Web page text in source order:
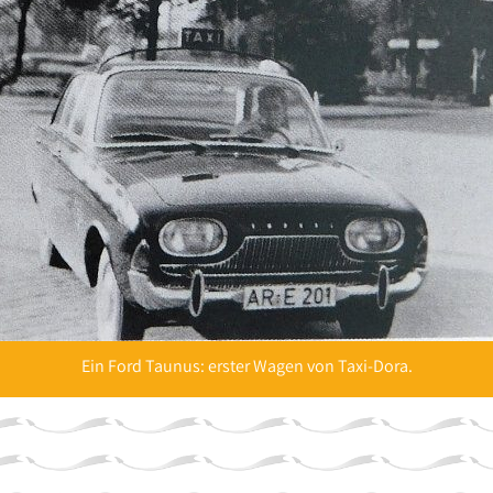
Ein Ford Taunus: erster Wagen von Taxi-Dora.